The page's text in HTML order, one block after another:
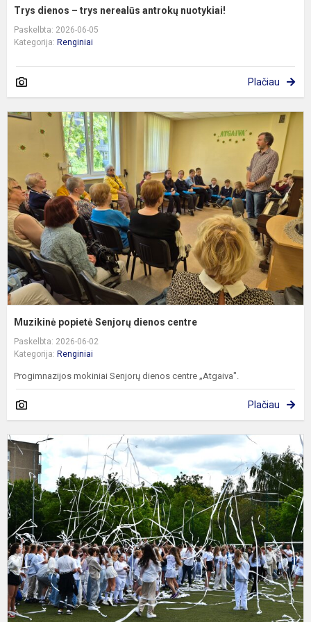
Trys dienos – trys nerealūs antrokų nuotykiai!
Paskelbta: 2026-06-05
Kategorija: Renginiai
Plačiau
Muzikinė popietė Senjorų dienos centre
Paskelbta: 2026-06-02
Kategorija: Renginiai
Progimnazijos mokiniai Senjorų dienos centre „Atgaiva".
Plačiau